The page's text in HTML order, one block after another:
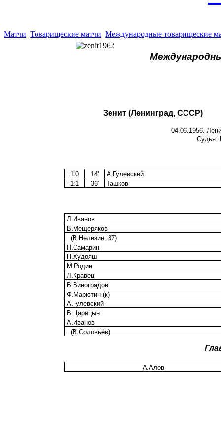
Матчи Товарищеские матчи Международные товарищеские
Зенит (Ленинград, СССР)
04.06.1956.
Судья:
1:0 14'
А.Гулевский
1:1
36' Ташков
Л.Иванов
В.Мещеряков
(В.Нелезин, 87)
Н.Самарин
П.Худояш
М.Родин
Л.Кравец
В.Виноградов
Ф.Марютин (к)
А.Гулевский
В.Царицын
А.Иванов
(В.Соловьёв)
А.Алов